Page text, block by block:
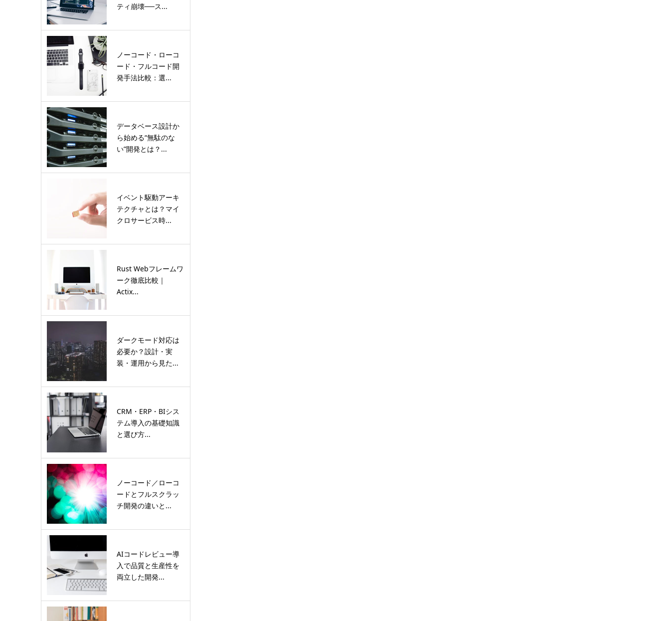
ティ崩壊──ス...
ノーコード・ローコ
ード・フルコード開
発手法比較：選...
データベース設計か
ら始める“無駄のな
い”開発とは？...
イベント駆動アーキ
テクチャとは？マイ
クロサービス時...
Rust Webフレームワ
ーク徹底比較｜
Actix...
ダークモード対応は
必要か？設計・実
装・運用から見た...
CRM・ERP・BIシス
テム導入の基礎知識
と選び方...
ノーコード／ローコ
ードとフルスクラッ
チ開発の違いと...
AIコードレビュー導
入で品質と生産性を
両立した開発...